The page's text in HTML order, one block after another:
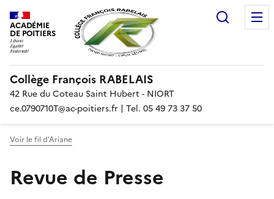
ACADÉMIE
DE POITIERS
Collège François RABELAIS
42 Rue du Coteau Saint Hubert - NIORT
ce.0790710T@ac-poitiers.fr | Tel. 05 49 73 37 50
Voir le fil d’Ariane
Revue de Presse